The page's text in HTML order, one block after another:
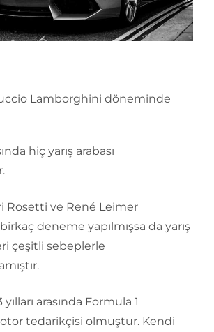
Lamborghini döneminde
hiç yarış arabası
Rosetti ve René Leimer
deneme yapılmışsa da yarış
çeşitli sebeplerle
arasında Formula 1
tedarikçisi olmuştur. Kendi